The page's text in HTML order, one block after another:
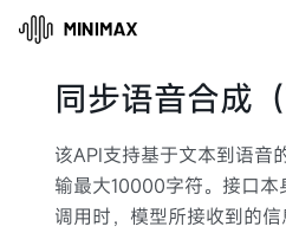
文档中心 账户管理 Coding
同步语音合成（
该API支持基于文本到语音
输最大10000字符。接口
调用时，模型所接收到的信